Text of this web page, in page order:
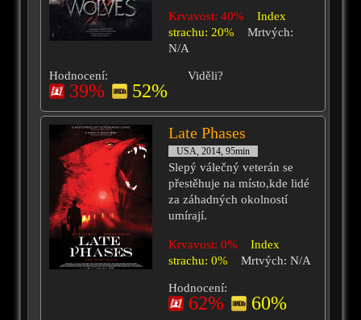
Krvavost: 40%
Index
strachu: 20%
Mrtvých:
N/A
Hodnocení:
39% 52%
Viděli?
Late Phases
USA, 2014, 95min
Slepý válečný veterán se
přestěhuje na místo,kde lidé
za záhadných okolností
umírají.
Krvavost: 0%
Index
strachu: 0%
Mrtvých: N/A
Hodnocení:
62% 60%